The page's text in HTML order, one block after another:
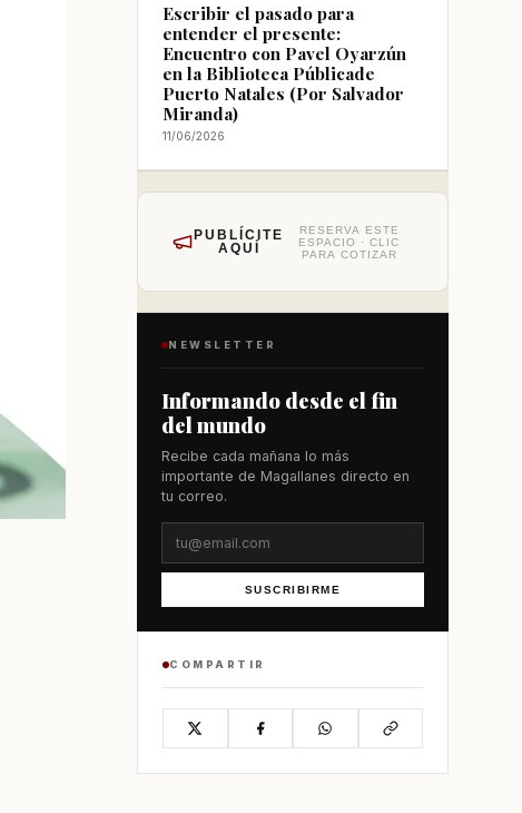
Escribir el pasado para
entender el presente:
Encuentro con Pavel Oyarzún
en la Biblioteca Públicade
Puerto Natales (Por Salvador
Miranda)
11/06/2026
PUBLÍCITE
AQUÍ
RESERVA ESTE
ESPACIO · CLIC
PARA COTIZAR
NEWSLETTER
Informando desde el fin
del mundo
Recibe cada mañana lo más
importante de Magallanes directo en
tu correo.
SUSCRIBIRME
COMPARTIR